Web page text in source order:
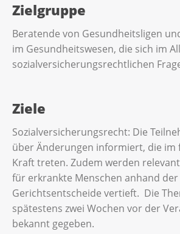
Zielgruppe
Beratende von Gesundheitsligen
im Gesundheitswesen, die sich im
sozialversicherungsrechtlichen
Ziele
Sozialversicherungsrecht: Die
über Änderungen informiert, die im
Kraft treten. Zudem werden
für erkrankte Menschen anhand
Gerichtsentscheide vertieft. Die
spätestens zwei Wochen vor der
bekannt gegeben.